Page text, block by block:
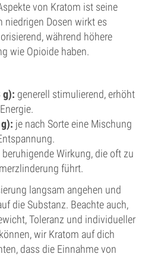
von Kratom ist seine
niedrigen Dosen wirkt es
während höhere
wie Opioide haben.
g): generell stimulierend, erhöht
je nach Sorte eine Mischung
beruhigende Wirkung, die oft zu
führt.
langsam angehen und
die Substanz. Beachte auch,
Toleranz und individueller
wir Kratom auf dich
dass die Einnahme von